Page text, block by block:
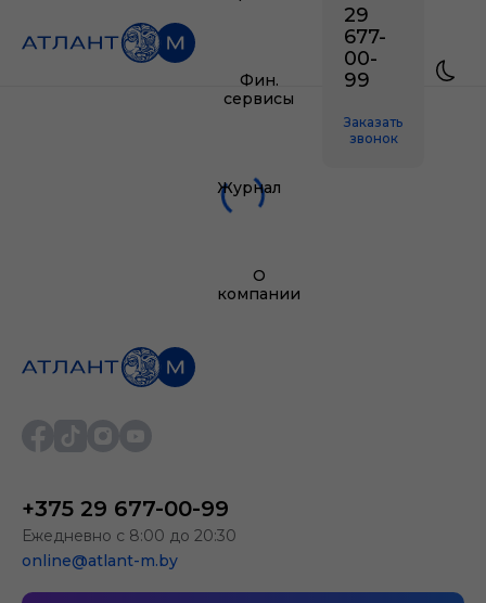
Фин.
сервисы
Журнал
О
компании
29
677-
00-
99
Заказать
звонок
+375 29 677-00-99
Ежедневно с 8:00 до 20:30
online@atlant-m.by